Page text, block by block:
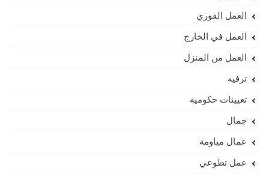
العمل الفوري
العمل في الخارج
العمل من المنزل
ترفيه
تعيينات حكومية
جمال
عمال مياومة
عمل تطوعي